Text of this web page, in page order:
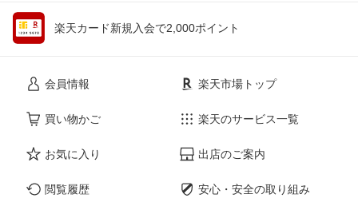
楽天カード新規入会で2,000ポイント
会員情報
買い物かご
お気に入り
閲覧履歴
楽天市場トップ
楽天のサービス一覧
出店のご案内
安心・安全の取り組み